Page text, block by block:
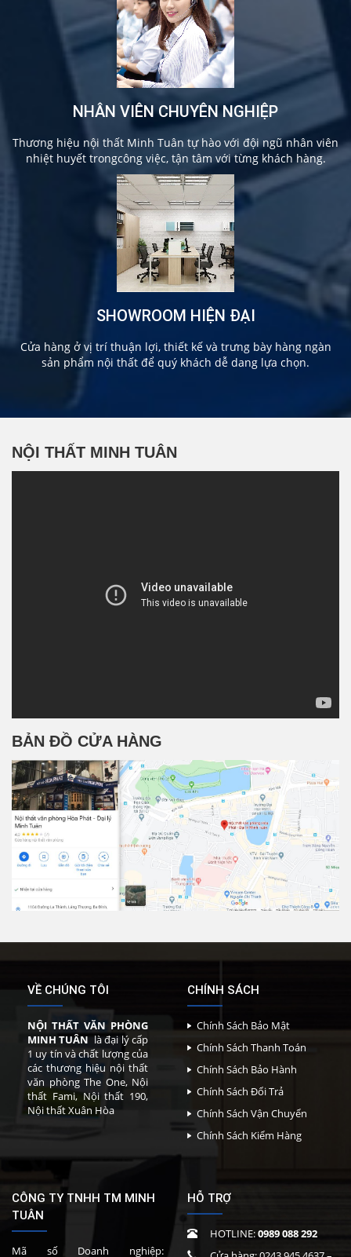
NHÂN VIÊN CHUYÊN NGHIỆP
Thương hiệu nội thất Minh Tuân tự hào với đội ngũ nhân viên
nhiệt huyết trongcông việc, tận tâm với từng khách hàng.
SHOWROOM HIỆN ĐẠI
Cửa hàng ở vị trí thuận lợi, thiết kế và trưng bày hàng ngàn
sản phẩm nội thất để quý khách dễ dang lựa chọn.
NỘI THẤT MINH TUÂN
BẢN ĐỒ CỬA HÀNG
VỀ CHÚNG TÔI
NỘI THẤT VĂN PHÒNG
MINH TUÂN là đại lý cấp
1 uy tín và chất lượng của
các thương hiệu nội thất
văn phòng The One, Nội
thất Fami, Nội thất 190,
Nội thất Xuân Hòa
CHÍNH SÁCH
Chính Sách Bảo Mật
Chính Sách Thanh Toán
Chính Sách Bảo Hành
Chính Sách Đổi Trả
Chính Sách Vận Chuyển
Chính Sách Kiểm Hàng
CÔNG TY TNHH TM MINH
TUÂN
Mã số Doanh nghiệp:
HỖ TRỢ
HOTLINE:0989 088 292